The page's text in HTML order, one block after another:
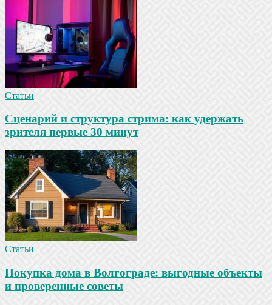
Статьи
Сценарий и структура стрима: как удержать
зрителя первые 30 минут
Статьи
Покупка дома в Волгограде: выгодные объекты
и проверенные советы